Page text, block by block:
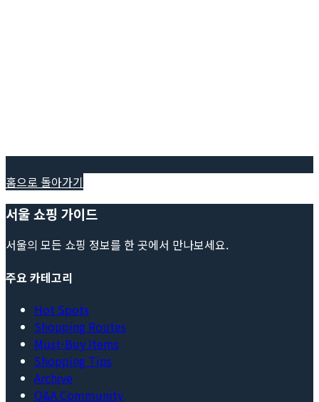
홈으로 돌아가기
서울 쇼핑 가이드
서울의 모든 쇼핑 정보를 한 곳에서 만나보세요.
주요 카테고리
Hot Spots
Shopping Routes
Must-Buy Items
Shopping Tips
Archive
Q&A Community